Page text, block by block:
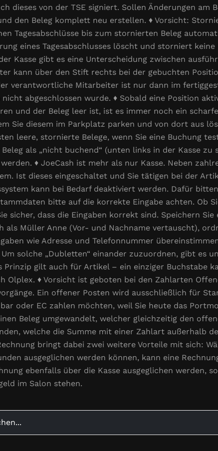
dieses von der TSE signiert. Sollen Änderungen
den Beleg komplett neu erstellen. ♦ Vorsicht:
Tagesabschlüsse bis zum stornierten Beleg
eines Tagesabschlusses löscht und storniert
Kasse gibt es eine Unterscheidung zwischen
kann über den Stift rechts bei der gebuchten
verantwortliche Mitarbeiter ist nur dann im
nicht abgeschlossen wurde. ♦ Sobald eine Position
und der Beleg leer ist, ist es immer noch ein
Sie diesem im Parkplatz parken und von dort aus
leere, stornierte Belege, wenn Sie eine Buchung
als „nicht buchend“ (unten links in der Kasse
♦ JoeCash ist mehr als nur Kasse. Neben
Ist dieses eingeschaltet und Sie tätigen bei der
kann bei Bedarf deaktiviert werden. Dafür
bitte auf die korrekte Eingabe achten. Ob
sicher, dass die Eingaben korrekt sind. Speichern
als Müller Anne (Vor- und Nachname vertauscht),
wie Adresse und Telefonnummer
solche „Dubletten“ einander zuzuordnen, gibt es
Prinzip gilt auch für Artikel – ein einziger Buchstabe
Olplex. ♦ Vorsicht ist geboten bei den Zahlarten
Ein offener Posten wird ausschließlich für
oder EC zahlen möchten, weil Sie heute das
Beleg umgewandelt, welcher gleichzeitig den
welche die Summe mit einer Zahlart außerhalb
bringt dabei zwei weitere Vorteile mit sich:
ausgeglichen werden können, kann eine
ebenfalls über die Kasse ausgeglichen werden,
im Salon stehen.